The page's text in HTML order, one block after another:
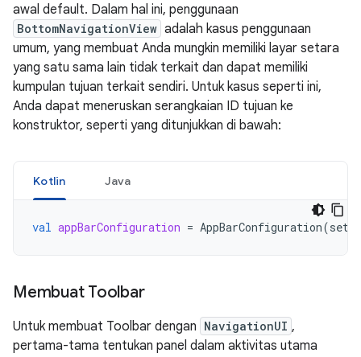
awal default. Dalam hal ini, penggunaan
BottomNavigationView adalah kasus penggunaan
umum, yang membuat Anda mungkin memiliki layar setara
yang satu sama lain tidak terkait dan dapat memiliki
kumpulan tujuan terkait sendiri. Untuk kasus seperti ini,
Anda dapat meneruskan serangkaian ID tujuan ke
konstruktor, seperti yang ditunjukkan di bawah:
Kotlin Java
val appBarConfiguration = AppBarConfiguration(
Membuat Toolbar
Untuk membuat Toolbar dengan NavigationUI ,
pertama-tama tentukan panel dalam aktivitas utama